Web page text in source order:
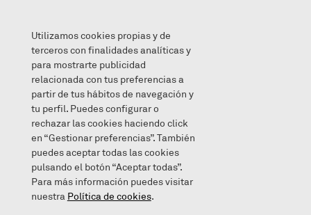
LEHEN HEZKUNTZAKO BULETINAK
2020/04/03
Utilizamos cookies propias y de
terceros con finalidades analíticas y
para mostrarte publicidad
relacionada con tus preferencias a
partir de tus hábitos de navegación y
tu perfil. Puedes configurar o
rechazar las cookies haciendo click
en “Gestionar preferencias”. También
puedes aceptar todas las cookies
pulsando el botón “Aceptar todas”.
Para más información puedes visitar
nuestra Política de cookies.